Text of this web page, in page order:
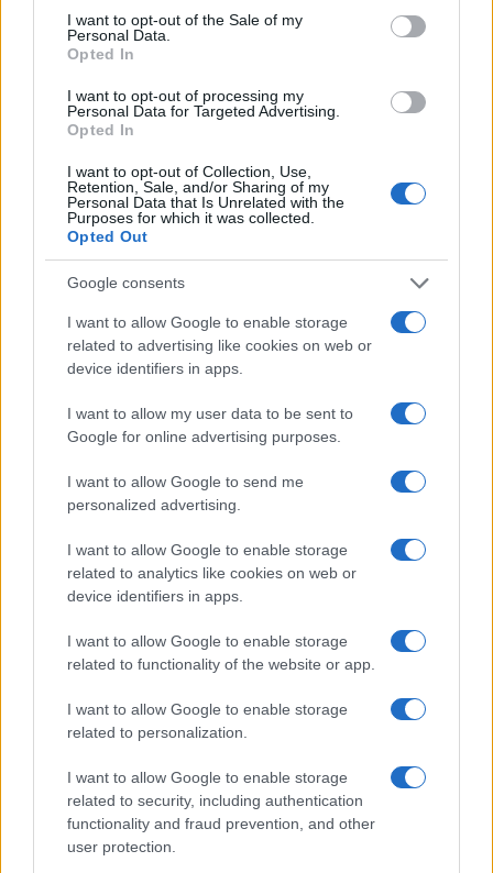
consent section.
I want to opt-out of the Sale of my
Personal Data.
Opted In
I want to opt-out of processing my
Personal Data for Targeted Advertising.
Opted In
I want to opt-out of Collection, Use,
Retention, Sale, and/or Sharing of my
Personal Data that Is Unrelated with the
Purposes for which it was collected.
Opted Out
Google consents
I want to allow Google to enable storage
related to advertising like cookies on web or
device identifiers in apps.
I want to allow my user data to be sent to
Google for online advertising purposes.
I want to allow Google to send me
personalized advertising.
I want to allow Google to enable storage
related to analytics like cookies on web or
device identifiers in apps.
I want to allow Google to enable storage
related to functionality of the website or app.
I want to allow Google to enable storage
related to personalization.
I want to allow Google to enable storage
related to security, including authentication
functionality and fraud prevention, and other
user protection.
Michelle Hunziker in Gallura, bella anche dal
vivo: un amico vip svela come fa
Calangianus, dopo le polemiche il centro
Olbia, divieto di sosta contro spaccio e degrado:
esplode la protesta
soluzione ideale per la casa e l’ufficio
Monte Pino, la fine di un lungo dolore: storia e
rinascita della strada che segnò la Gallura
Raid nelle campagne di Berchidda, rischio per
la rete elettrica
NECROLOGIE